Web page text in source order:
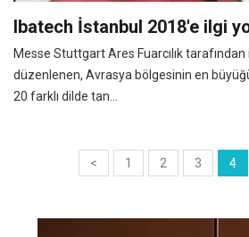
Ibatech İstanbul 2018'e ilgi
Messe Stuttgart Ares Fuarcılık tarafından
düzenlenen, Avrasya bölgesinin en
20 farklı dilde tan...
< 1 2 3 4